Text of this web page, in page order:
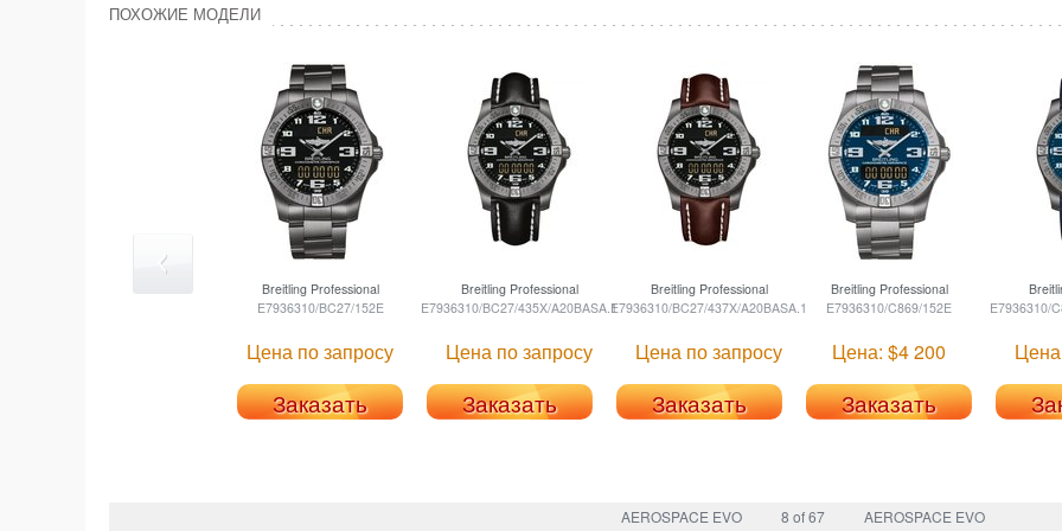
ПОХОЖИЕ МОДЕЛИ
BreitlingProfessional
E7936310/BC27/152E
Цена по запросу
Заказать
BreitlingProfessional
E7936310/BC27/435X/A20BASA.1
Цена по запросу
Заказать
BreitlingProfessional
E7936310/BC27/437X/A20BASA.1
Цена по запросу
Заказать
BreitlingProfessional
E7936310/C869/152E
Цена: $4 200
Заказать
E7936310/
AEROSPACE EVO 8 of 67 AEROSPACE EVO